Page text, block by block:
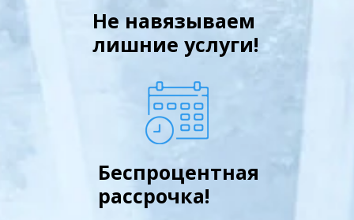
Не навязываем
лишние услуги!
Беспроцентная
рассрочка!